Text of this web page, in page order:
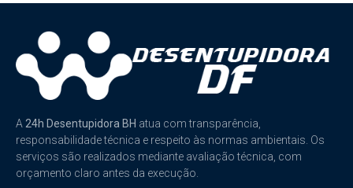
A 24h Desentupidora BH atua com transparência,
responsabilidade técnica e respeito às normas ambientais. Os
serviços são realizados mediante avaliação técnica, com
orçamento claro antes da execução.